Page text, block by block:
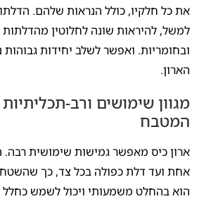
את כל חלקיו, כולל הנראות שלהם.
למשל, להיראות שונה לחלוטין מהדלתות
ובחומריות. ואפשר לשלב יחידות
הארון.
מגוון שימושים ורב-
המטבח
ארון כיס מאפשר גמישות שימושית רבה.
אחת ועד דלת כפולה בכל צד, כך
הוא בהחלט משמעותי ויכול לשמש כחלל